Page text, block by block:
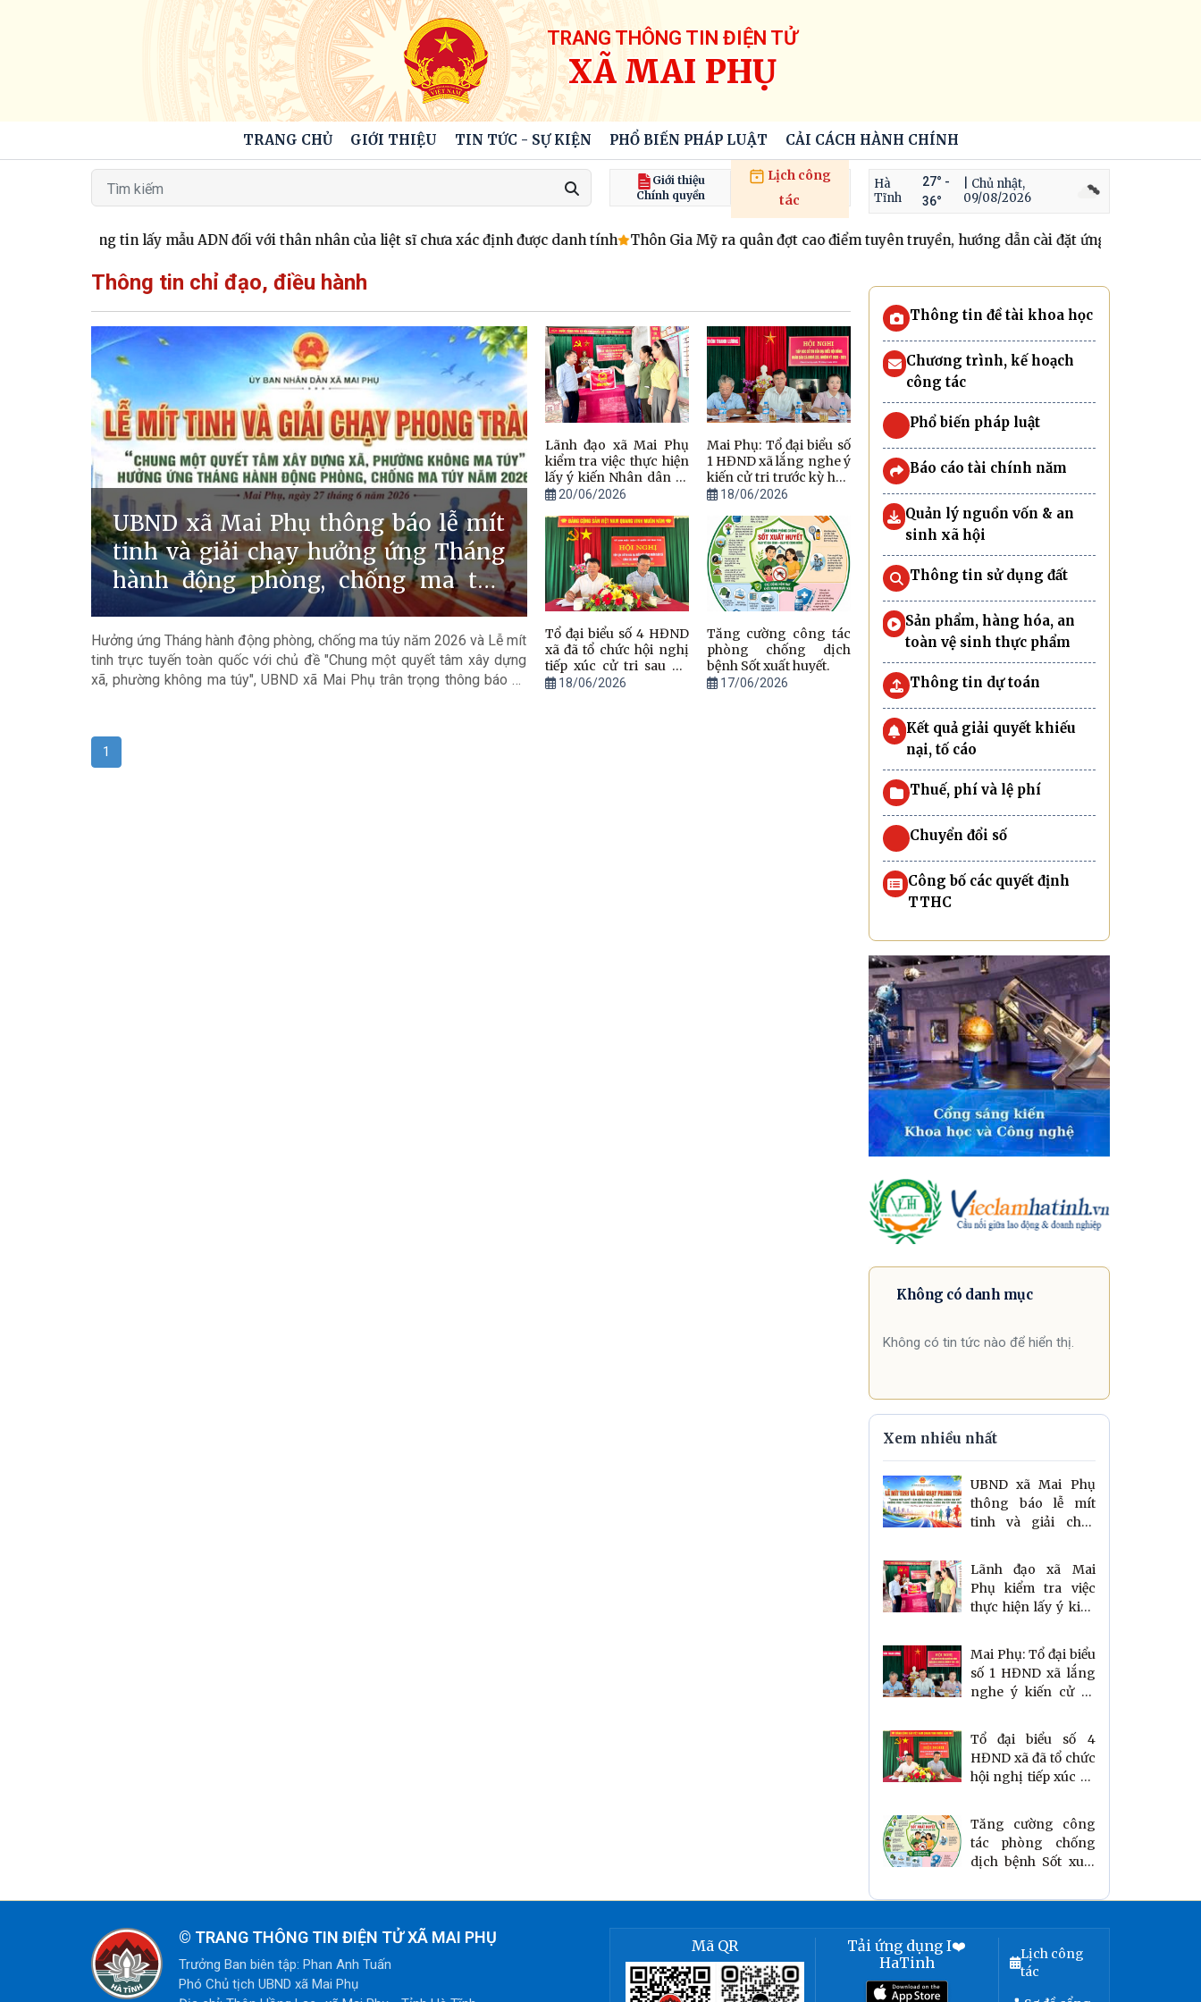
TRANG THÔNG TIN ĐIỆN TỬ
XÃ MAI PHỤ
TRANG CHỦ GIỚI THIỆU TIN TỨC - SỰ KIỆN PHỔ BIẾN PHÁP LUẬT CẢI CÁCH HÀNH CHÍNH
Giới thiệu
Chính quyền
Lịch công
tác
Hà
Tĩnh
27° -
36°
| Chủ nhật,
09/08/2026
nhật thông tin lấy mẫu ADN đối với thân nhân của liệt sĩ chưa xác định được danh tính Thôn Gia Mỹ ra quân đợt cao điểm tuyên truyền, hướng dẫn cài đặt ứng dụng số và tích
Thông tin chỉ đạo, điều hành
UBND xã Mai Phụ thông báo lễ mít
tinh và giải chạy hưởng ứng Tháng
hành động phòng, chống ma túy
năm 2026
Hưởng ứng Tháng hành động phòng, chống ma túy năm 2026 và Lễ mít
tinh trực tuyến toàn quốc với chủ đề "Chung một quyết tâm xây dựng
xã, phường không ma túy", UBND xã Mai Phụ trân trọng thông báo và
động phòng, chống ma túy năm 2026.
Lãnh đạo xã Mai Phụ
kiểm tra việc thực hiện
lấy ý kiến Nhân dân về
phương án sáp nhập
20/06/2026
Mai Phụ: Tổ đại biểu số
1 HĐND xã lắng nghe ý
kiến cử tri trước kỳ họp
thứ 3 - HĐND xã khoá
18/06/2026
Tổ đại biểu số 4 HĐND
xã đã tổ chức hội nghị
tiếp xúc cử tri sau Kỳ
họp thứ 3, HĐND xã
18/06/2026
Tăng cường công tác
phòng chống dịch
bệnh Sốt xuất huyết.
17/06/2026
1
Thông tin đề tài khoa học
Chương trình, kế hoạch
công tác
Phổ biến pháp luật
Báo cáo tài chính năm
Quản lý nguồn vốn & an
sinh xã hội
Thông tin sử dụng đất
Sản phẩm, hàng hóa, an
toàn vệ sinh thực phẩm
Thông tin dự toán
Kết quả giải quyết khiếu
nại, tố cáo
Thuế, phí và lệ phí
Chuyển đổi số
Công bố các quyết định
TTHC
Không có danh mục
Không có tin tức nào để hiển thị.
Xem nhiều nhất
UBND xã Mai Phụ
thông báo lễ mít
tinh và giải chạy
hành động phòng,
chống ma túy năm
2026
Lãnh đạo xã Mai
Phụ kiểm tra việc
thực hiện lấy ý kiến
phương án sáp
nhập thôn trên địa
bàn.
Mai Phụ: Tổ đại biểu
số 1 HĐND xã lắng
nghe ý kiến cử tri
HĐND xã khoá XXI.
Tổ đại biểu số 4
HĐND xã đã tổ chức
hội nghị tiếp xúc cử
HĐND xã khóa XXI,
nhiệm kỳ 2021–
2026
Tăng cường công
tác phòng chống
dịch bệnh Sốt xuất
© TRANG THÔNG TIN ĐIỆN TỬ XÃ MAI PHỤ
Trưởng Ban biên tập: Phan Anh Tuấn
Phó Chủ tịch UBND xã Mai Phụ
Mã QR
Tải ứng dụng I❤️
HaTinh
Lịch công
tác